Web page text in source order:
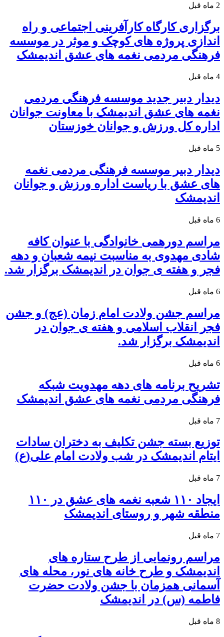
2 ماه قبل
برگزاری کارگاه کارآفرینی اجتماعی و راه
اندازی پروژه های کوچک و موثر در موسسه
فرهنگی مردمی نغمه های عشق اندیمشک
4 ماه قبل
دیدار دبیر جدید موسسه فرهنگی مردمی
نغمه های عشق اندیمشک با معاونت جوانان
اداره کل ورزش و جوانان خوزستان
5 ماه قبل
دیدار دبیر موسسه فرهنگی مردمی نغمه
های عشق با ریاست اداره ورزش و جوانان
اندیمشک
6 ماه قبل
مراسم دورهمی خانوادگی با عنوان کافه
شادی مهدوی به مناسبت نیمه شعبان و دهه
فجر و هفته ی جوان در اندیمشک برگزار شد.
6 ماه قبل
مراسم جشن ولادت امام زمان (عج) و جشن
فجر انقلاب اسلامی و هفته ی جوان در
اندیمشک برگزار شد.
6 ماه قبل
تشریح برنامه های دهه مهدویت شبکه
فرهنگی مردمی نغمه های عشق اندیمشک
7 ماه قبل
توزیع بسته جشن تکلیف به دختران سادات
ایتام اندیمشک در شب ولادت امام علی(ع)
7 ماه قبل
ایجاد ۱۱۰ شعبه نغمه های عشق در ۱۱۰
منطقه شهر و روستای اندیمشک
7 ماه قبل
مراسم رونمایی از طرح ستاره های
اندیمشک و طرح خانه های نور، محله های
آسمانی همزمان با جشن ولادت حضرت
فاطمه (س) در اندیمشک
8 ماه قبل